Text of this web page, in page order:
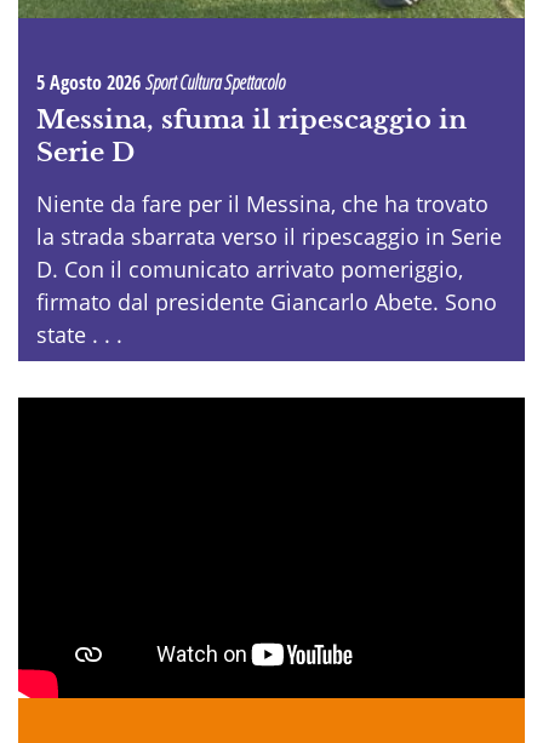
5 Agosto 2026Sport Cultura Spettacolo
Messina, sfuma il ripescaggio in
Serie D
Niente da fare per il Messina, che ha trovato
la strada sbarrata verso il ripescaggio in Serie
D. Con il comunicato arrivato pomeriggio,
firmato dal presidente Giancarlo Abete. Sono
state . . .